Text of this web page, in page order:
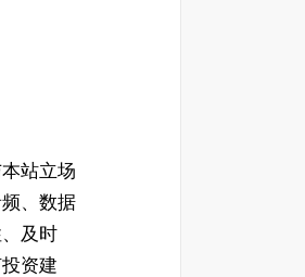
站立场
、数据
及时
资建